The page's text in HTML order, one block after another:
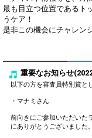
the live performance.
First, try throwing free
(once a day)! You can
Show Gold to purchase
continue to send gifts
performer(s), the
popularity ranking and
ranking go up.
send them gifts.
you must use Show
最も目立つ位置であるト
うケア！
是非この機会にチャレン
重要なお知らせ
以下の方を審査員特別賞と
・マナミさん
前向きにご参加いただいた
にありがとうございました。